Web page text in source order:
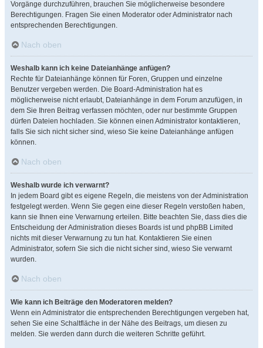
Vorgänge durchzuführen, brauchen Sie möglicherweise besondere
Berechtigungen. Fragen Sie einen Moderator oder Administrator nach
entsprechenden Berechtigungen.
Nach oben
Weshalb kann ich keine Dateianhänge anfügen?
Rechte für Dateianhänge können für Foren, Gruppen und einzelne
Benutzer vergeben werden. Die Board-Administration hat es
möglicherweise nicht erlaubt, Dateianhänge in dem Forum anzufügen, in
dem Sie Ihren Beitrag verfassen möchten, oder nur bestimmte Gruppen
dürfen Dateien hochladen. Sie können einen Administrator kontaktieren,
falls Sie sich nicht sicher sind, wieso Sie keine Dateianhänge anfügen
können.
Nach oben
Weshalb wurde ich verwarnt?
In jedem Board gibt es eigene Regeln, die meistens von der Administration
festgelegt werden. Wenn Sie gegen eine dieser Regeln verstoßen haben,
kann sie Ihnen eine Verwarnung erteilen. Bitte beachten Sie, dass dies die
Entscheidung der Administration dieses Boards ist und phpBB Limited
nichts mit dieser Verwarnung zu tun hat. Kontaktieren Sie einen
Administrator, sofern Sie sich die nicht sicher sind, wieso Sie verwarnt
wurden.
Nach oben
Wie kann ich Beiträge den Moderatoren melden?
Wenn ein Administrator die entsprechenden Berechtigungen vergeben hat,
sehen Sie eine Schaltfläche in der Nähe des Beitrags, um diesen zu
melden. Sie werden dann durch die weiteren Schritte geführt.